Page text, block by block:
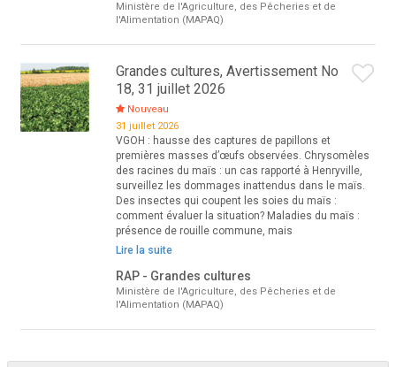
Ministère de l'Agriculture, des Pêcheries et de
l'Alimentation (MAPAQ)
Grandes cultures, Avertissement No
18, 31 juillet 2026
Nouveau
31 juillet 2026
VGOH : hausse des captures de papillons et
premières masses d’œufs observées. Chrysomèles
des racines du maïs : un cas rapporté à Henryville,
surveillez les dommages inattendus dans le maïs.
Des insectes qui coupent les soies du maïs :
comment évaluer la situation? Maladies du maïs :
présence de rouille commune, mais
Lire la suite
RAP - Grandes cultures
Ministère de l'Agriculture, des Pêcheries et de
l'Alimentation (MAPAQ)